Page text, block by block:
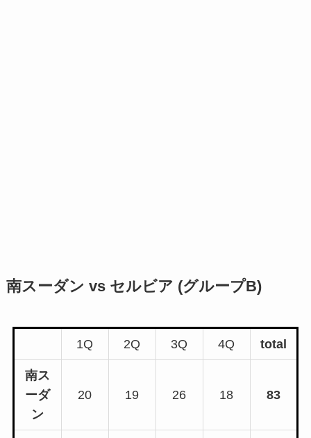
南スーダン vs セルビア (グループB)
1Q 2Q 3Q 4Q total
南ス
ーダ
ン
20 19 26 18 83